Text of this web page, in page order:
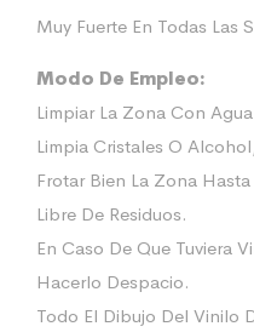
Muy Fuerte En Todas Las
Modo De Empleo:
Limpiar La Zona Con
Limpia Cristales O
Frotar Bien La Zona
Libre De Residuos.
En Caso De Que Tuviera
Hacerlo Despacio.
Todo El Dibujo Del Vinilo